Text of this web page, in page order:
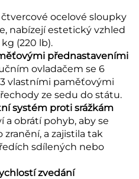
ocelové sloupky
nabízejí estetický vzhled
(220 lb).
přednastaveními
ovladačem se 6
vlastními paměťovými
ze sedu do státu.
systém proti srážkám
a obrátí pohyb, aby se
a zajistila tak
sdílených nebo
zvedání